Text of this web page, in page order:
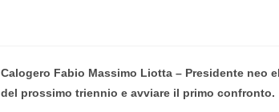
Calogero Fabio Massimo Liotta – Presidente neo
del prossimo triennio e avviare il primo confronto.